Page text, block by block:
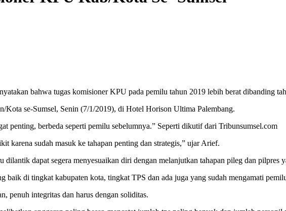
bahwa tugas komisioner KPU pada pemilu tahun 2019 lebih berat dibanding
se-Sumsel, Senin (7/1/2019), di Hotel Horison Ultima Palembang.
penting, berbeda seperti pemilu sebelumnya.” Seperti dikutif dari Tribunsumsel.com
karena sudah masuk ke tahapan penting dan strategis,” ujar Arief.
dapat segera menyesuaikan diri dengan melanjutkan tahapan pileg dan pilpres
baik di tingkat kabupaten kota, tingkat TPS dan ada juga yang sudah mengamati
penuh integritas dan harus dengan soliditas.